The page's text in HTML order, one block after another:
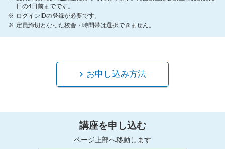
日の4日前までです。
ログインIDの登録が必要です。
定員締切となった校舎・時間帯は選択できません。
お申し込み方法
講座を申し込む
ページ上部へ移動します